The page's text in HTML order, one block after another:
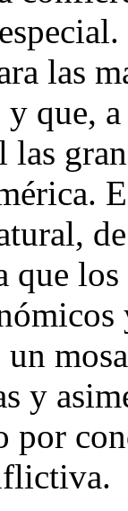
las
que,
las
que
y
por